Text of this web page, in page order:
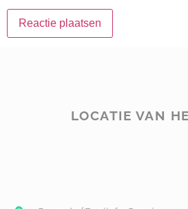
LOCATIE VAN